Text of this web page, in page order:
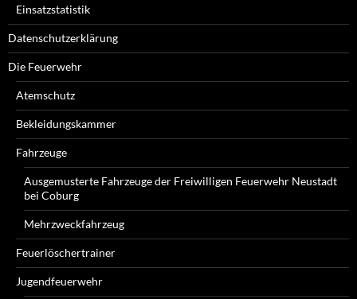
Einsatzstatistik
Datenschutzerklärung
Die Feuerwehr
Atemschutz
Bekleidungskammer
Fahrzeuge
Ausgemusterte Fahrzeuge der Freiwilligen Feuerwehr Neustadt
bei Coburg
Mehrzweckfahrzeug
Feuerlöschertrainer
Jugendfeuerwehr